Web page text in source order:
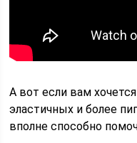
А вот если вам
эластичных и более
вполне способно